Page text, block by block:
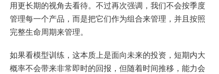
用更长期的视角去看待。不过再次强调，我们不会按季度
管理每一个产品，而是把它们作为组合来管理，并且按照
完整生命周期来管理。
如果看模型训练，这本质上是面向未来的投资，短期内大
概率不会带来非常即时的回报，但随着时间推移，能力会